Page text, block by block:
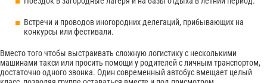
Встречи и проводов иногородних делегаций, прибывающих на
конкурсы или фестивали.
Вместо того чтобы выстраивать сложную логистику с несколькими
машинами такси или просить помощи у родителей с личным транспортом,
достаточно одного звонка. Один современный автобус вмещает целый